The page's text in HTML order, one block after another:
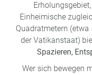
Einheimische
Quadratmetern
der Vatikanstaat)
Spazieren,
Wer sich bewegen